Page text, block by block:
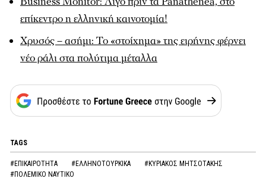
επίκεντρο η ελληνική καινοτομία!
Χρυσός – ασήμι: Το «στοίχημα» της ειρήνης φέρνει
νέο ράλι στα πολύτιμα μέταλλα
TAGS
#ΕΠΙΚΑΙΡΟΤΗΤΑ #ΕΛΛΗΝΟΤΟΥΡΚΙΚΑ
#ΚΥΡΙΑΚΟΣ ΜΗΤΣΟΤΑΚΗΣ
#ΠΟΛΕΜΙΚΟ ΝΑΥΤΙΚΟ